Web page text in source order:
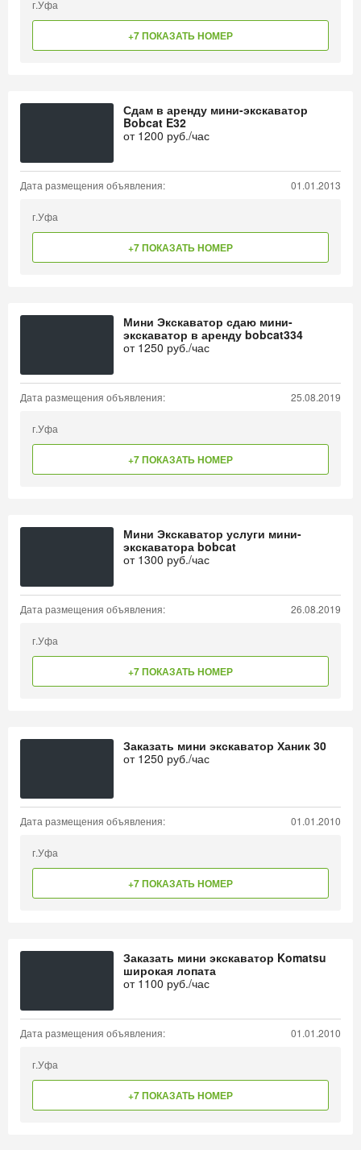
г.Уфа
+7 ПОКАЗАТЬ НОМЕР
Сдам в аренду мини-экскаватор
Bobcat E32
от 1200 руб./час
Дата размещения объявления: 01.01.2013
г.Уфа
+7 ПОКАЗАТЬ НОМЕР
Мини Экскаватор сдаю мини-
экскаватор в аренду bobcat334
от 1250 руб./час
Дата размещения объявления: 25.08.2019
г.Уфа
+7 ПОКАЗАТЬ НОМЕР
Мини Экскаватор услуги мини-
экскаватора bobcat
от 1300 руб./час
Дата размещения объявления: 26.08.2019
г.Уфа
+7 ПОКАЗАТЬ НОМЕР
Заказать мини экскаватор Ханик 30
от 1250 руб./час
Дата размещения объявления: 01.01.2010
г.Уфа
+7 ПОКАЗАТЬ НОМЕР
Заказать мини экскаватор Komatsu
широкая лопата
от 1100 руб./час
Дата размещения объявления: 01.01.2010
г.Уфа
+7 ПОКАЗАТЬ НОМЕР